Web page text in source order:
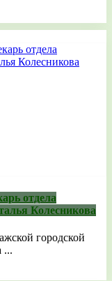
отдела
Колесникова
городской
...